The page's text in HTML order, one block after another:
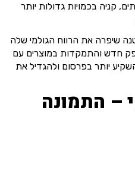
קניה בכמויות גדולות יותר
שיפרה את הרווח הגולמי שלה
מעבר לספק חדש והתמקדות במוצרים עם
יותר בפרסום ולהגדיל את
– התמונה